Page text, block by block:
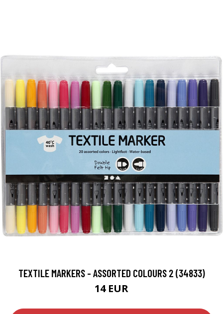
TEXTILE MARKERS - ASSORTED COLOURS 2 (34833)
14 EUR